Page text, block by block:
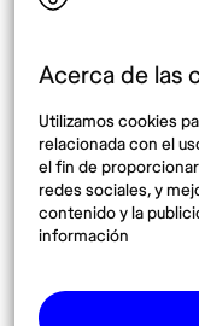
Acerca de las
Utilizamos cookies
relacionada con el
el fin de
redes sociales, y
contenido y la
información
México
España
Síguenos
Pinterest